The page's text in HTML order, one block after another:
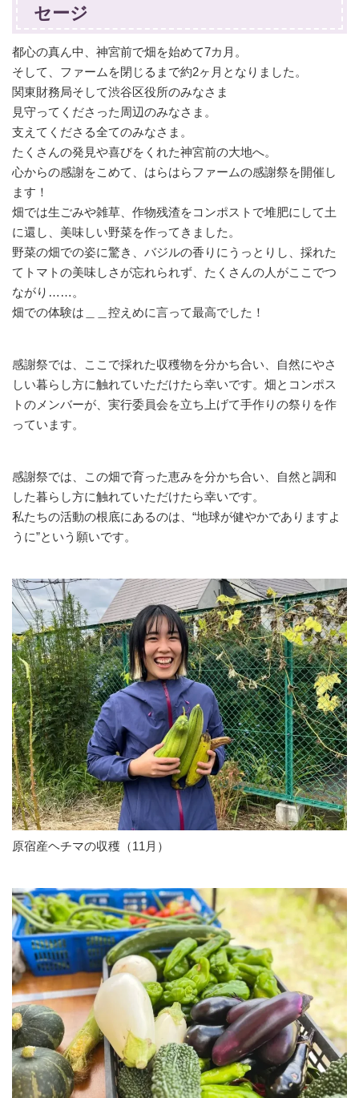
セージ
都心の真ん中、神宮前で畑を始めて7カ月。
そして、ファームを閉じるまで約2ヶ月となりました。
関東財務局そして渋谷区役所のみなさま
見守ってくださった周辺のみなさま。
支えてくださる全てのみなさま。
たくさんの発見や喜びをくれた神宮前の大地へ。
心からの感謝をこめて、はらはらファームの感謝祭を開催し
ます！
畑では生ごみや雑草、作物残渣をコンポストで堆肥にして土
に還し、美味しい野菜を作ってきました。
野菜の畑での姿に驚き、バジルの香りにうっとりし、採れた
てトマトの美味しさが忘れられず、たくさんの人がここでつ
ながり……。
畑での体験は＿＿控えめに言って最高でした！
感謝祭では、ここで採れた収穫物を分かち合い、自然にやさ
しい暮らし方に触れていただけたら幸いです。畑とコンポス
トのメンバーが、実行委員会を立ち上げて手作りの祭りを作
っています。
感謝祭では、この畑で育った恵みを分かち合い、自然と調和
した暮らし方に触れていただけたら幸いです。
私たちの活動の根底にあるのは、“地球が健やかでありますよ
うに”という願いです。
原宿産ヘチマの収穫（11月）